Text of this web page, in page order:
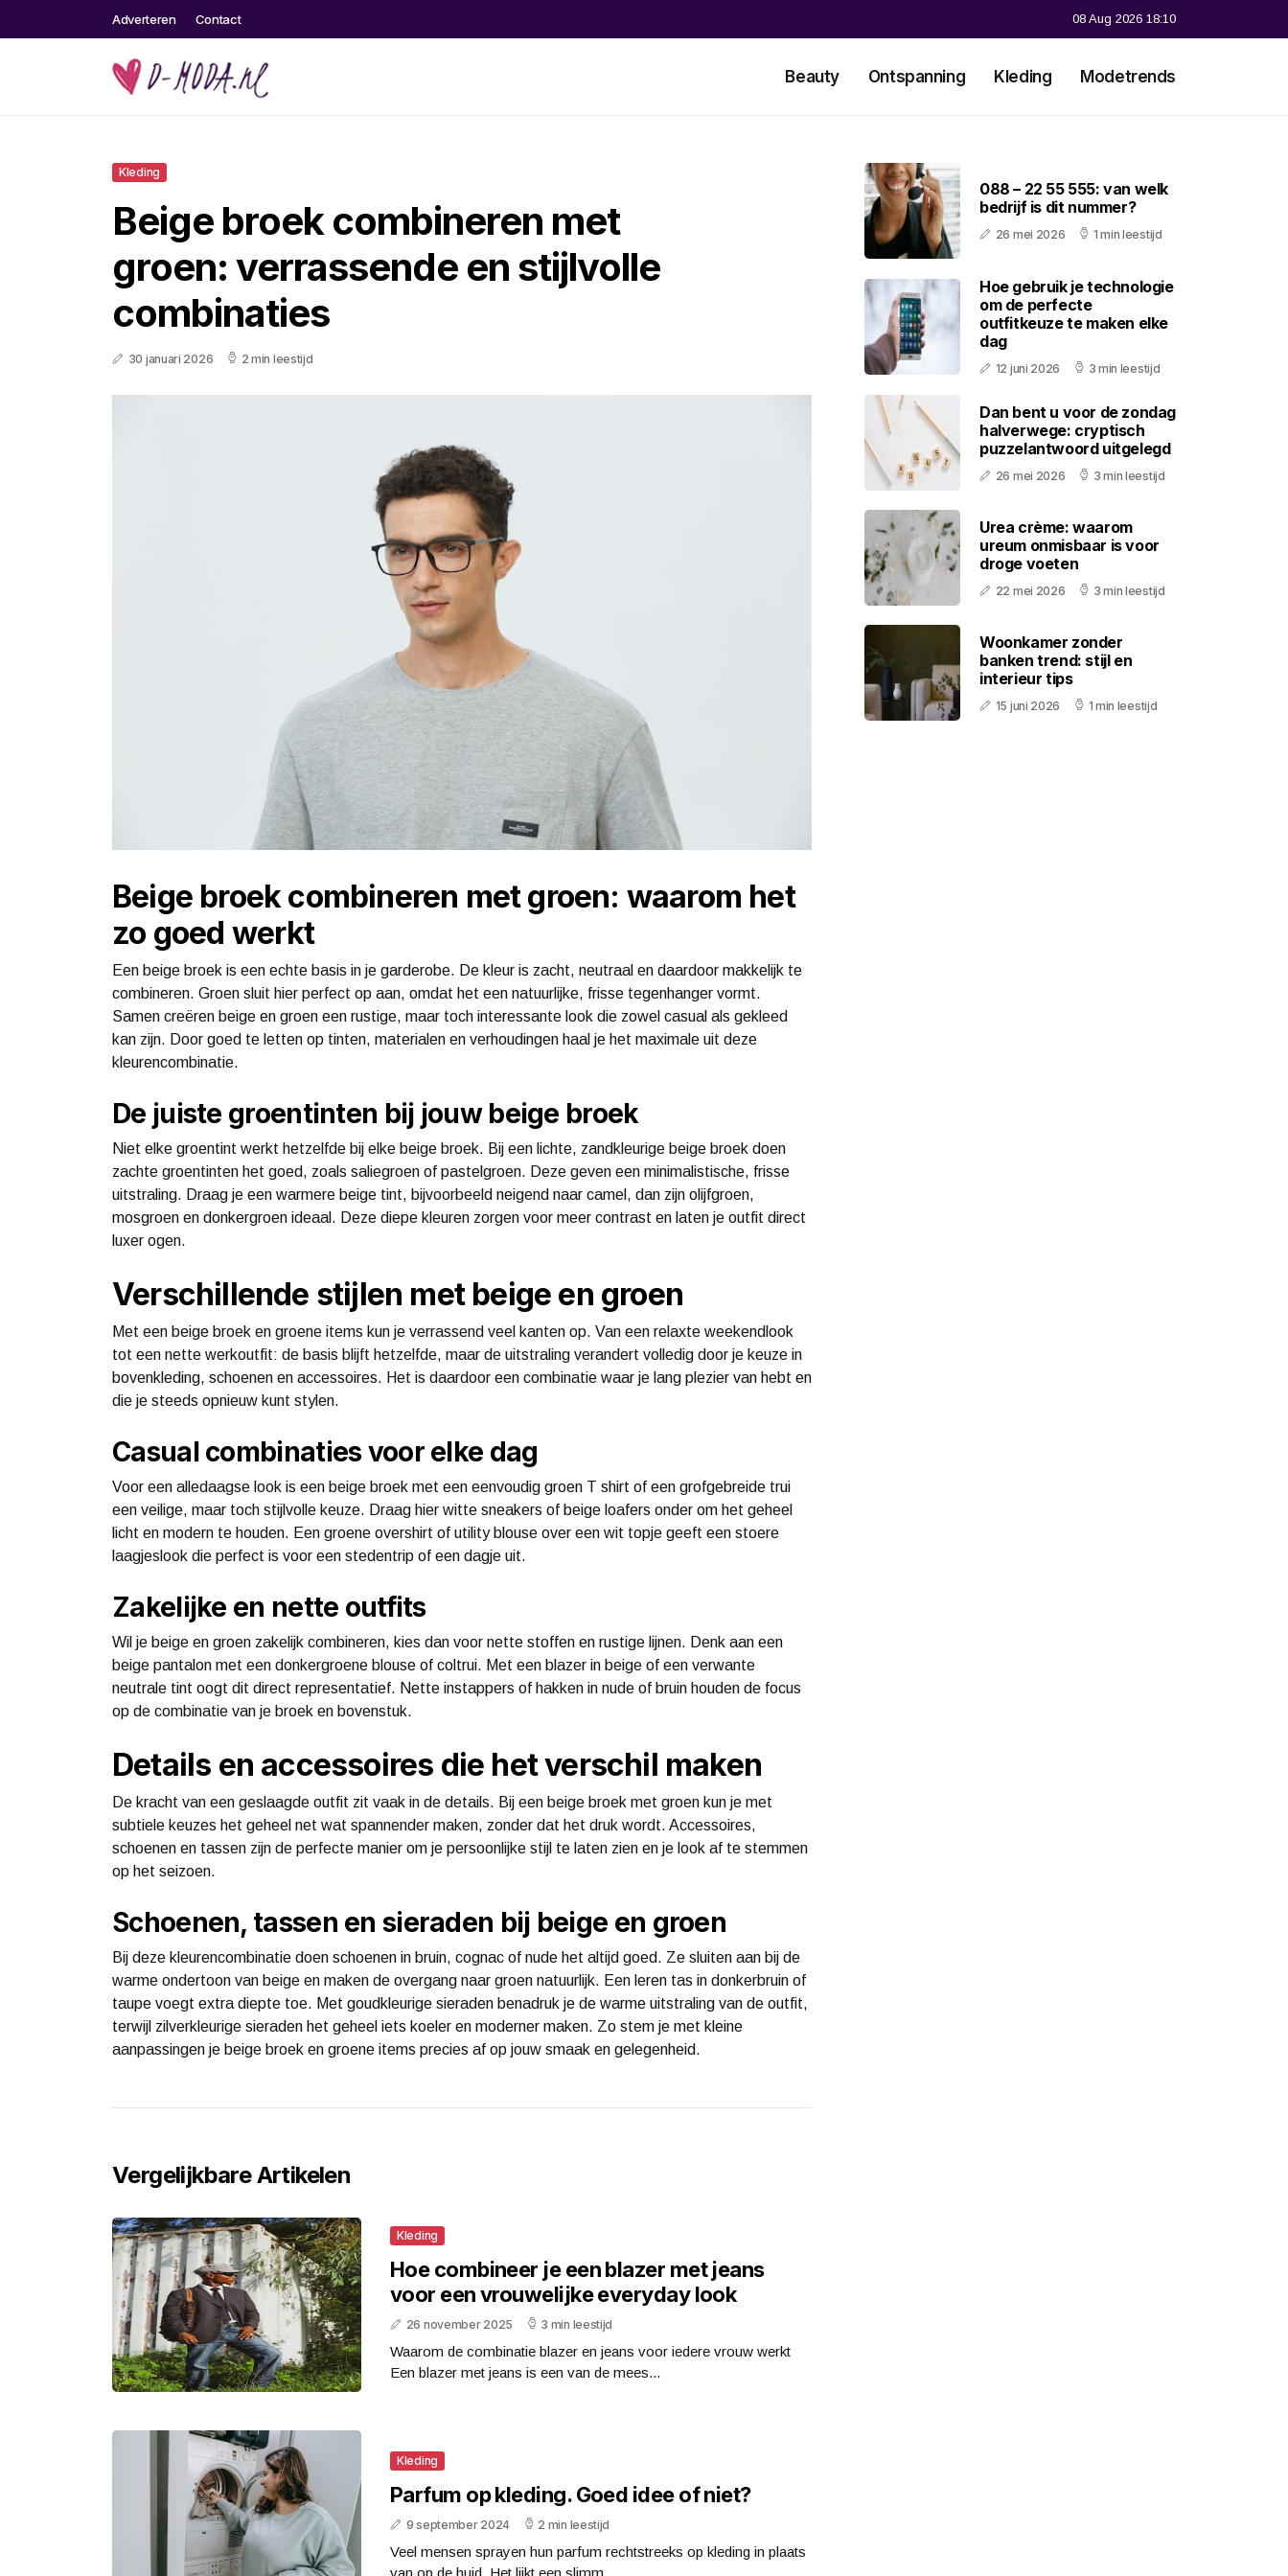
Adverteren Contact 08 Aug 2026 18:10
Beauty Ontspanning Kleding Modetrends
Kleding
Beige broek combineren met
groen: verrassende en stijlvolle
combinaties
30 januari 2026 2 min leestijd
Beige broek combineren met groen: waarom het
zo goed werkt
Een beige broek is een echte basis in je garderobe. De kleur is zacht, neutraal en daardoor makkelijk te
combineren. Groen sluit hier perfect op aan, omdat het een natuurlijke, frisse tegenhanger vormt.
Samen creëren beige en groen een rustige, maar toch interessante look die zowel casual als gekleed
kan zijn. Door goed te letten op tinten, materialen en verhoudingen haal je het maximale uit deze
kleurencombinatie.
De juiste groentinten bij jouw beige broek
Niet elke groentint werkt hetzelfde bij elke beige broek. Bij een lichte, zandkleurige beige broek doen
zachte groentinten het goed, zoals saliegroen of pastelgroen. Deze geven een minimalistische, frisse
uitstraling. Draag je een warmere beige tint, bijvoorbeeld neigend naar camel, dan zijn olijfgroen,
mosgroen en donkergroen ideaal. Deze diepe kleuren zorgen voor meer contrast en laten je outfit direct
luxer ogen.
Verschillende stijlen met beige en groen
Met een beige broek en groene items kun je verrassend veel kanten op. Van een relaxte weekendlook
tot een nette werkoutfit: de basis blijft hetzelfde, maar de uitstraling verandert volledig door je keuze in
bovenkleding, schoenen en accessoires. Het is daardoor een combinatie waar je lang plezier van hebt en
die je steeds opnieuw kunt stylen.
Casual combinaties voor elke dag
Voor een alledaagse look is een beige broek met een eenvoudig groen T shirt of een grofgebreide trui
een veilige, maar toch stijlvolle keuze. Draag hier witte sneakers of beige loafers onder om het geheel
licht en modern te houden. Een groene overshirt of utility blouse over een wit topje geeft een stoere
laagjeslook die perfect is voor een stedentrip of een dagje uit.
Zakelijke en nette outfits
Wil je beige en groen zakelijk combineren, kies dan voor nette stoffen en rustige lijnen. Denk aan een
beige pantalon met een donkergroene blouse of coltrui. Met een blazer in beige of een verwante
neutrale tint oogt dit direct representatief. Nette instappers of hakken in nude of bruin houden de focus
op de combinatie van je broek en bovenstuk.
Details en accessoires die het verschil maken
De kracht van een geslaagde outfit zit vaak in de details. Bij een beige broek met groen kun je met
subtiele keuzes het geheel net wat spannender maken, zonder dat het druk wordt. Accessoires,
schoenen en tassen zijn de perfecte manier om je persoonlijke stijl te laten zien en je look af te stemmen
op het seizoen.
Schoenen, tassen en sieraden bij beige en groen
Bij deze kleurencombinatie doen schoenen in bruin, cognac of nude het altijd goed. Ze sluiten aan bij de
warme ondertoon van beige en maken de overgang naar groen natuurlijk. Een leren tas in donkerbruin of
taupe voegt extra diepte toe. Met goudkleurige sieraden benadruk je de warme uitstraling van de outfit,
terwijl zilverkleurige sieraden het geheel iets koeler en moderner maken. Zo stem je met kleine
aanpassingen je beige broek en groene items precies af op jouw smaak en gelegenheid.
Vergelijkbare Artikelen
Kleding
Hoe combineer je een blazer met jeans
voor een vrouwelijke everyday look
26 november 2025 3 min leestijd
Waarom de combinatie blazer en jeans voor iedere vrouw werkt
Een blazer met jeans is een van de mees...
Kleding
Parfum op kleding. Goed idee of niet?
9 september 2024 2 min leestijd
Veel mensen sprayen hun parfum rechtstreeks op kleding in plaats
van op de huid. Het lijkt een slimm...
088 – 22 55 555: van welk
bedrijf is dit nummer?
26 mei 2026 1 min leestijd
Hoe gebruik je technologie
om de perfecte
outfitkeuze te maken elke
dag
12 juni 2026 3 min leestijd
Dan bent u voor de zondag
halverwege: cryptisch
puzzelantwoord uitgelegd
26 mei 2026 3 min leestijd
Urea crème: waarom
ureum onmisbaar is voor
droge voeten
22 mei 2026 3 min leestijd
Woonkamer zonder
banken trend: stijl en
interieur tips
15 juni 2026 1 min leestijd